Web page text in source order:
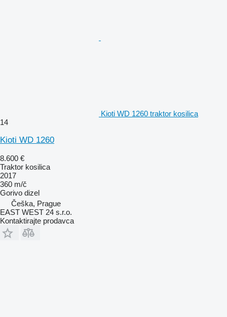
Kioti WD 1260 traktor kosilica
14
Kioti WD 1260
8.600 €
Traktor kosilica
2017
360 m/č
Gorivo dizel
Češka, Prague
EAST WEST 24 s.r.o.
Kontaktirajte prodavca